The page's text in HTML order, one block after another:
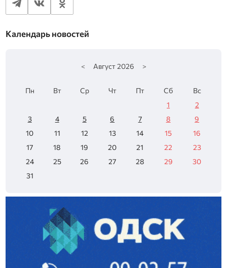
Календарь новостей
< Август 2026 >
Пн Вт Ср Чт Пт Сб
Вс
1
2
3
4 5 6 7 8
9
10
11 12 13 14 15
16
17
18 19 20 21 22
23
24
25 26 27 28 29
30
31